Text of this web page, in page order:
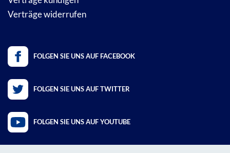
Verträge widerrufen
FOLGEN SIE UNS AUF FACEBOOK
FOLGEN SIE UNS AUF TWITTER
FOLGEN SIE UNS AUF YOUTUBE